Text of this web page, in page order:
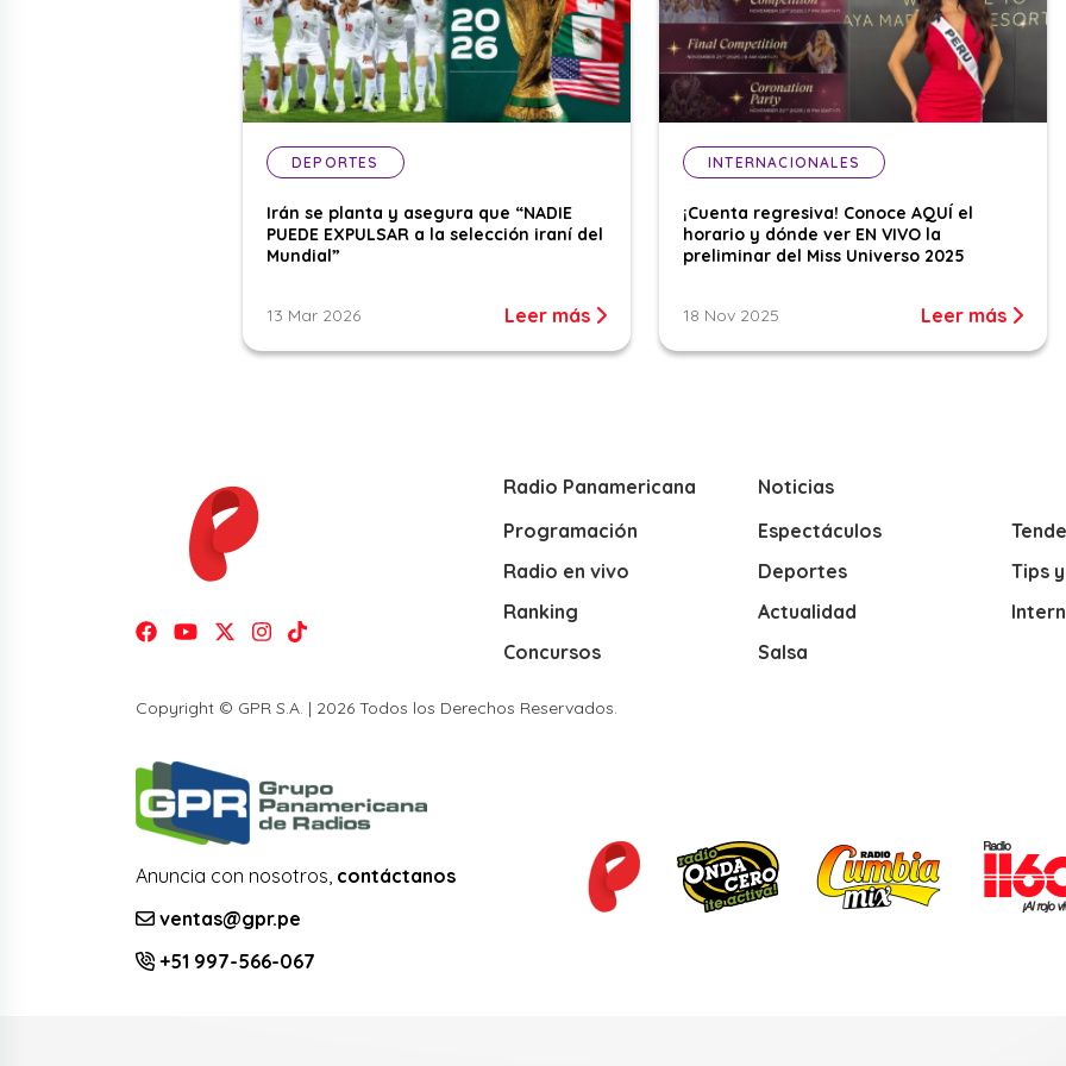
DEPORTES
Irán se planta y asegura que “NADIE
PUEDE EXPULSAR a la selección iraní del
Mundial”
13 Mar 2026 Leer más
INTERNACIONALES
¡Cuenta regresiva! Conoce AQUÍ el
horario y dónde ver EN VIVO la
preliminar del Miss Universo 2025
18 Nov 2025 Leer más
Radio Panamericana
Programación
Radio en vivo
Ranking
Concursos
Noticias
Espectáculos
Deportes
Actualidad
Salsa
Tips
Copyright © GPR S.A. | 2026 Todos los Derechos Reservados.
Anuncia con nosotros, contáctanos
ventas@gpr.pe
+51 997-566-067